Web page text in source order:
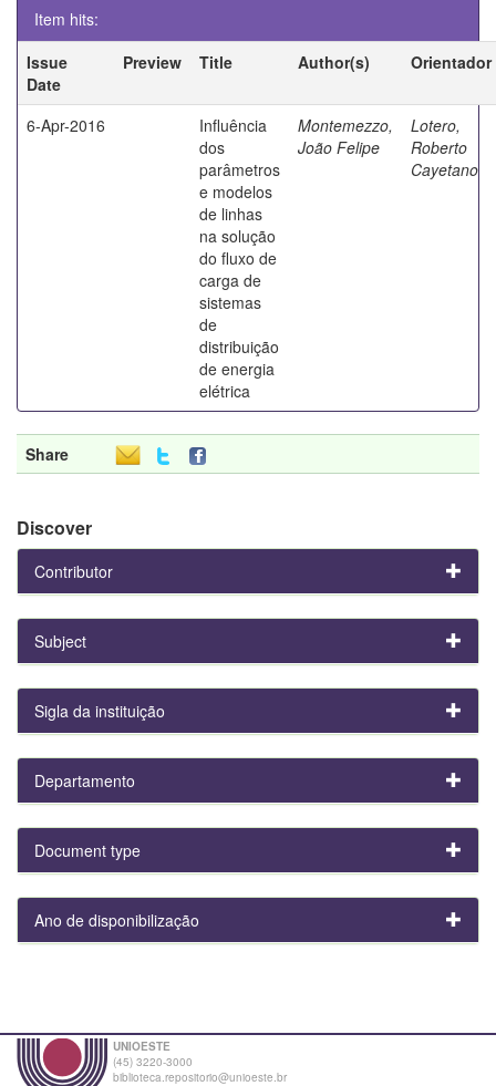
Item hits:
Issue
Date
Preview Title Author(s) Orientador
6-Apr-2016
Influência
dos
parâmetros
e modelos
de linhas
na solução
do fluxo de
carga de
sistemas
de
distribuição
de energia
elétrica
Montemezzo,
João Felipe
Lotero,
Roberto
Cayetano
Share
Discover
Contributor
Subject
Sigla da instituição
Departamento
Document type
Ano de disponibilização
UNIOESTE
(45) 3220-3000
biblioteca.repositorio@unioeste.br